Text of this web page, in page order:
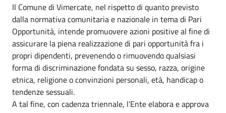
Il Comune di Vimercate, nel rispetto di quanto previsto
dalla normativa comunitaria e nazionale in tema di Pari
Opportunità, intende promuovere azioni positive al fine di
assicurare la piena realizzazione di pari opportunità fra i
propri dipendenti, prevenendo o rimuovendo qualsiasi
forma di discriminazione fondata su sesso, razza, origine
etnica, religione o convinzioni personali, età, handicap o
tendenze sessuali.
A tal fine, con cadenza triennale, l'Ente elabora e approva